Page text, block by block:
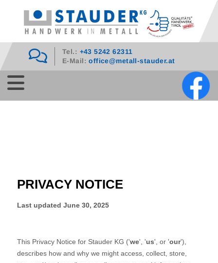
 Tel.: +43 5242 62311
E-Mail:office@metall-stauder.at